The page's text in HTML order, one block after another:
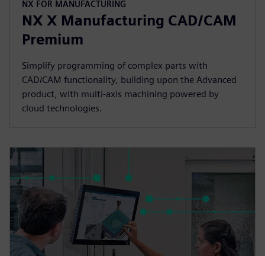
NX FOR MANUFACTURING
NX X Manufacturing CAD/CAM
Premium
Simplify programming of complex parts with
CAD/CAM functionality, building upon the Advanced
product, with multi-axis machining powered by
cloud technologies.